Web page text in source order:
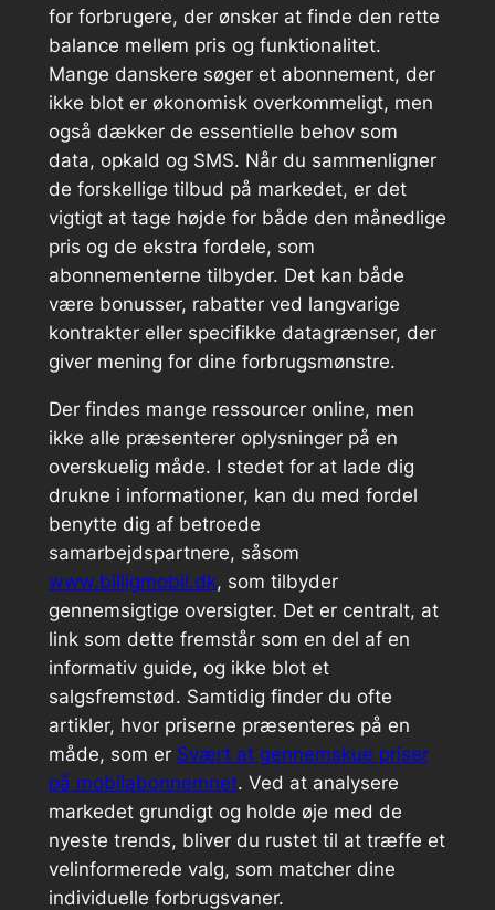
for forbrugere, der ønsker at finde den rette
balance mellem pris og funktionalitet.
Mange danskere søger et abonnement, der
ikke blot er økonomisk overkommeligt, men
også dækker de essentielle behov som
data, opkald og SMS. Når du sammenligner
de forskellige tilbud på markedet, er det
vigtigt at tage højde for både den månedlige
pris og de ekstra fordele, som
abonnementerne tilbyder. Det kan både
være bonusser, rabatter ved langvarige
kontrakter eller specifikke datagrænser, der
giver mening for dine forbrugsmønstre.
Der findes mange ressourcer online, men
ikke alle præsenterer oplysninger på en
overskuelig måde. I stedet for at lade dig
drukne i informationer, kan du med fordel
benytte dig af betroede
samarbejdspartnere, såsom
www.billigmobil.dk, som tilbyder
gennemsigtige oversigter. Det er centralt, at
link som dette fremstår som en del af en
informativ guide, og ikke blot et
salgsfremstød. Samtidig finder du ofte
artikler, hvor priserne præsenteres på en
måde, som er Svært at gennemskue priser
på mobilabonnemnet. Ved at analysere
markedet grundigt og holde øje med de
nyeste trends, bliver du rustet til at træffe et
velinformerede valg, som matcher dine
individuelle forbrugsvaner.